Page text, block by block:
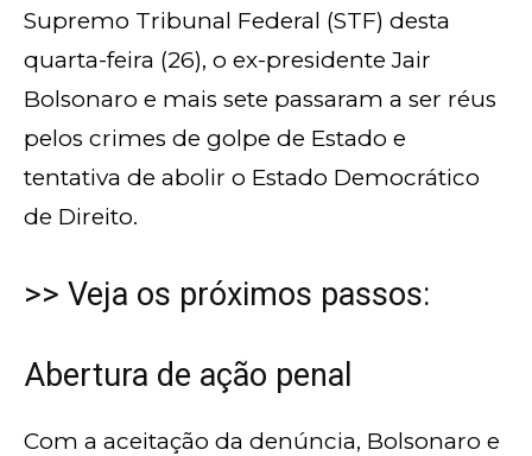
Supremo Tribunal Federal (STF) desta
quarta-feira (26), o ex-presidente Jair
Bolsonaro e mais sete passaram a ser réus
pelos crimes de golpe de Estado e
tentativa de abolir o Estado Democrático
de Direito.
>> Veja os próximos passos:
Abertura de ação penal
Com a aceitação da denúncia, Bolsonaro e